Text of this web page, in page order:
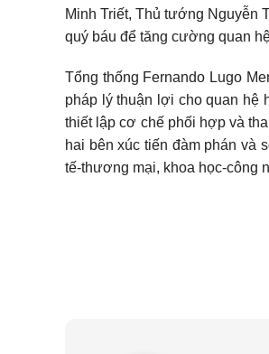
Minh Triết, Thủ tướng Nguyễn
quý báu để tăng cường quan
Tổng thống Fernando Lugo
pháp lý thuận lợi cho quan hệ
thiết lập cơ chế phối hợp và
hai bên xúc tiến đàm phán và
tế-thương mại, khoa học-công